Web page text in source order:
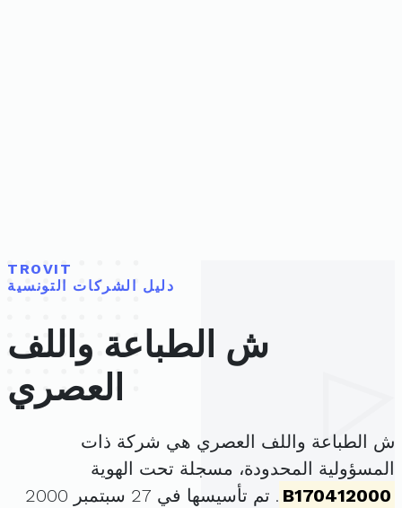
TROVIT
دليل الشركات التونسية
ش الطباعة واللف
العصري
ش الطباعة واللف العصري هي شركة ذات
المسؤولية المحدودة، مسجلة تحت الهوية
B170412000
. تم تأسيسها في 27 سبتمبر 2000